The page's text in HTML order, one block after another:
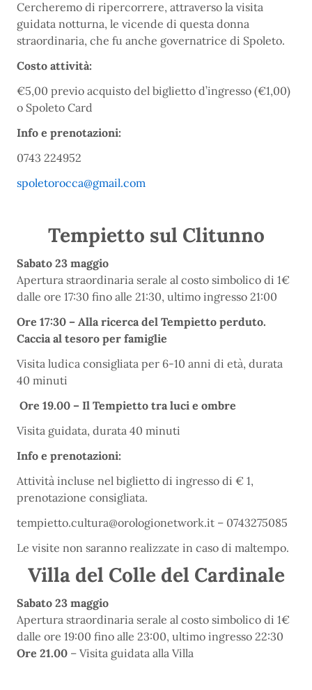
Cercheremo di ripercorrere, attraverso la visita
guidata notturna, le vicende di questa donna
straordinaria, che fu anche governatrice di Spoleto.
Costo attività:
€5,00 previo acquisto del biglietto d’ingresso (€1,00)
o Spoleto Card
Info e prenotazioni:
0743 224952
spoletorocca@gmail.com
Tempietto sul Clitunno
Sabato 23 maggio
Apertura straordinaria serale al costo simbolico di 1€
dalle ore 17:30 fino alle 21:30, ultimo ingresso 21:00
Ore 17:30 – Alla ricerca del Tempietto perduto.
Caccia al tesoro per famiglie
Visita ludica consigliata per 6-10 anni di età, durata
40 minuti
Ore 19.00 – Il Tempietto tra luci e ombre
Visita guidata, durata 40 minuti
Info e prenotazioni:
Attività incluse nel biglietto di ingresso di € 1,
prenotazione consigliata.
tempietto.cultura@orologionetwork.it – 0743275085
Le visite non saranno realizzate in caso di maltempo.
Villa del Colle del Cardinale
Sabato 23 maggio
Apertura straordinaria serale al costo simbolico di 1€
dalle ore 19:00 fino alle 23:00, ultimo ingresso 22:30
Ore 21.00 – Visita guidata alla Villa